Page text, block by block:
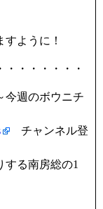
ように！
・・・・・・・
今週のボウニチ
チャンネル登
する南房総の1